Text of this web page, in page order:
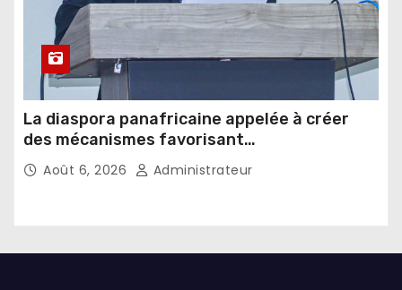
La diaspora panafricaine appelée à créer
des mécanismes favorisant
l’investissement dans les pays d’origine
Août 6, 2026 Administrateur